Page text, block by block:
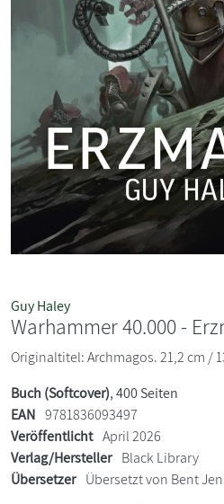
Guy Haley
Warhammer 40.000 -
Originaltitel: Archmagos. 21,2 cm /
Buch (Softcover), 400 Seiten
EAN 9781836093497
Veröffentlicht April 2026
Verlag/Hersteller Black Library
Übersetzer Übersetzt von Bent